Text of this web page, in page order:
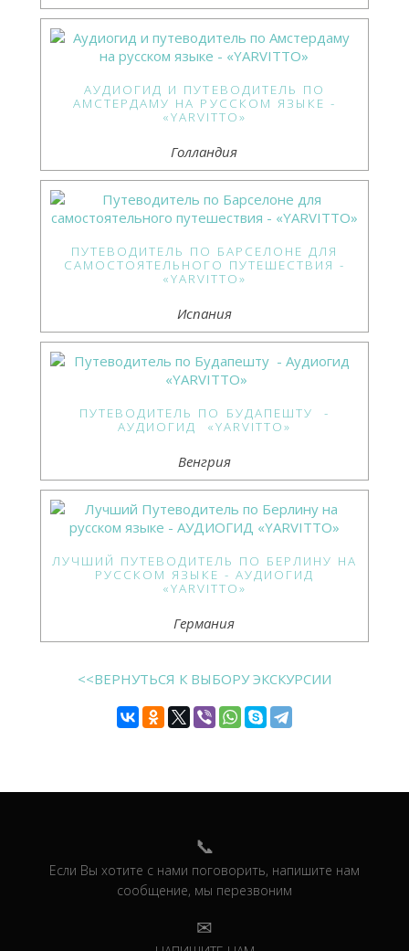
АУДИОГИД И ПУТЕВОДИТЕЛЬ ПО
АМСТЕРДАМУ НА РУССКОМ ЯЗЫКЕ -
«YARVITTO»
Голландия
ПУТЕВОДИТЕЛЬ ПО БАРСЕЛОНЕ ДЛЯ
САМОСТОЯТЕЛЬНОГО ПУТЕШЕСТВИЯ -
«YARVITTO»
Испания
ПУТЕВОДИТЕЛЬ ПО БУДАПЕШТУ -
АУДИОГИД «YARVITTO»
Венгрия
ЛУЧШИЙ ПУТЕВОДИТЕЛЬ ПО БЕРЛИНУ НА
РУССКОМ ЯЗЫКЕ - АУДИОГИД
«YARVITTO»
Германия
<<ВЕРНУТЬСЯ К ВЫБОРУ ЭКСКУРСИИ
Если Вы хотите с нами поговорить, напишите нам
сообщение, мы перезвоним